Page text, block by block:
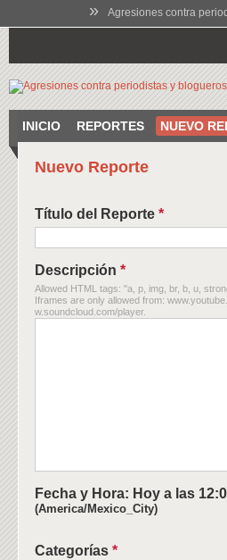
» Agresiones contra
INICIO REPORTES NUEVO
Nuevo Reporte
Título del Reporte *
Descripción *
Allowed HTML tags: "a, p, img, br, b, u,
Iframes are only allowed from:
w.soundcloud.com/player.
Fecha y Hora: Hoy a las
(America/Mexico_City)
Categorías *